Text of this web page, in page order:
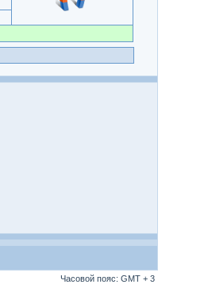
Часовой пояс: GMT + 3